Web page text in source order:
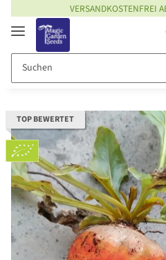
VERSANDKOSTENFREI
TOP BEWERTET